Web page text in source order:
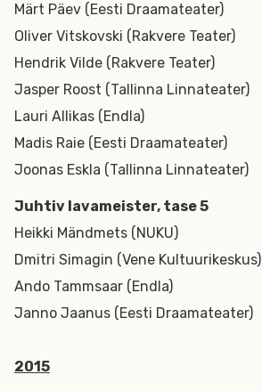
Märt Päev (Eesti Draamateater)
Oliver Vitskovski (Rakvere Teater)
Hendrik Vilde (Rakvere Teater)
Jasper Roost (Tallinna Linnateater)
Lauri Allikas (Endla)
Madis Raie (Eesti Draamateater)
Joonas Eskla (Tallinna Linnateater)
Juhtiv lavameister, tase 5
Heikki Mändmets (NUKU)
Dmitri Simagin (Vene Kultuurikeskus)
Ando Tammsaar (Endla)
Janno Jaanus (Eesti Draamateater)
2015